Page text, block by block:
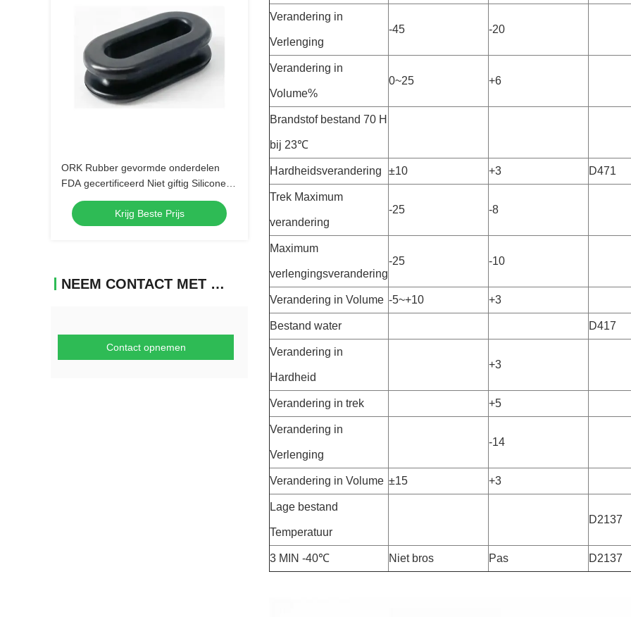
ORK Rubber gevormde onderdelen
FDA gecertificeerd Niet giftig Silicone
rubber grommets Treksterkte 1000 PSI
Krijg Beste Prijs
NEEM CONTACT MET ONS OP
Contact opnemen
Verandering in
Verlenging
-45 -20
Verandering in
Volume%
0~25 +6
Brandstof bestand 70 H
bij 23℃
Hardheidsverandering ±10 +3 D471
Trek Maximum
verandering
-25 -8
Maximum
verlengingsverandering
-25 -10
Verandering in Volume -5~+10 +3
Bestand water D417
Verandering in
Hardheid
+3
Verandering in trek +5
Verandering in
Verlenging
-14
Verandering in Volume ±15 +3
Lage bestand
Temperatuur
D2137
3 MIN -40℃ Niet bros Pas D2137